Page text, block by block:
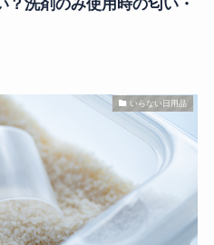
？洗剤のみ使用時の匂い・
いらない日用品